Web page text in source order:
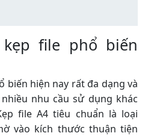
file phổ biến
biến hiện nay rất đa dạng và
nhu cầu sử dụng khác
file A4 tiêu chuẩn là loại
vào kích thước thuận tiện